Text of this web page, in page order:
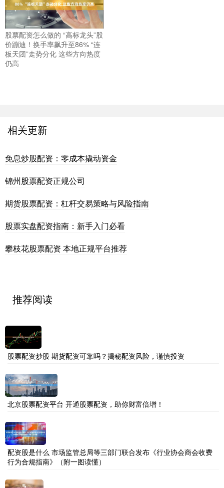
股票配资怎么做的 “高标龙头”股
价蹦迪！换手率飙升至86% “连
板天团”走势分化 这些方向热度
仍高
相关更新
免息炒股配资：零成本撬动资金
锦州股票配资正规公司
期货股票配资：杠杆交易策略与风险指南
股票实盘配资指南：新手入门必看
攀枝花股票配资 本地正规平台推荐
推荐阅读
股票配资炒股 期货配资可靠吗？揭秘配资风险，谨慎投资
北京股票配资平台 开通股票配资，助你财富倍增！
配资股是什么 市场监管总局等三部门联合发布《行业协会商会收费
行为合规指南》（附一图读懂）